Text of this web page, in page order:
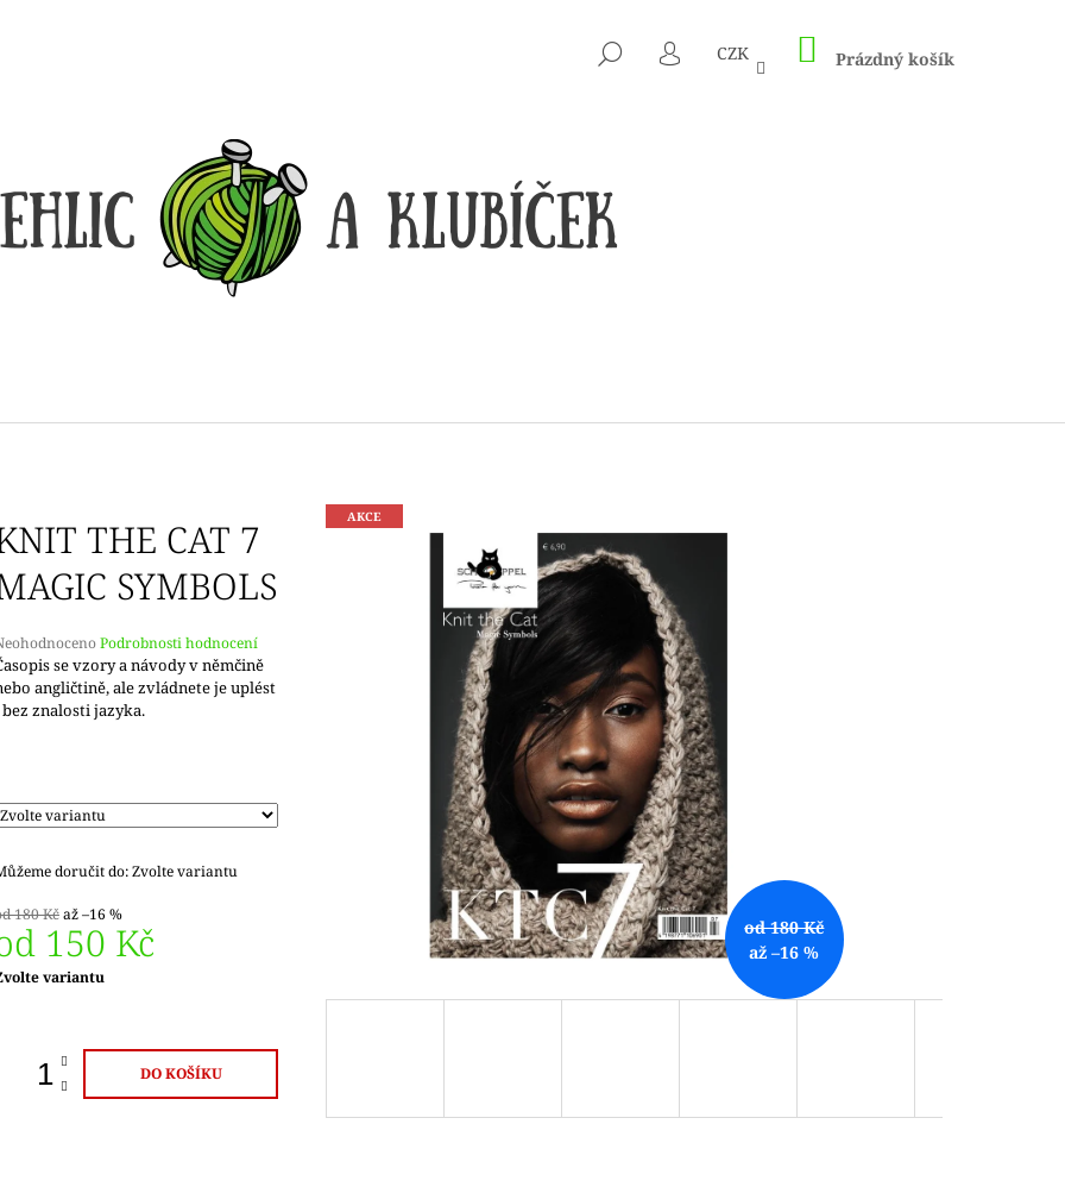
HLEDAT
PŘIHLÁŠENÍ
CZK NÁKUPNÍ
KOŠÍK
Prázdný košík
THE CAT 7
SYMBOLS
Podrobnosti hodnocení
AKCE
od 180 Kč
až –16 %
se vzory a návody v němčině
angličtině, ale zvládnete je uplést
znalosti jazyka.
doručit do:Zvolte variantu
180 Kčaž –16 %
150 Kč
variantu
DO KOŠÍKU
CO POTŘEBUJETE NAJÍT?
HLEDAT
Kč
165 Kč